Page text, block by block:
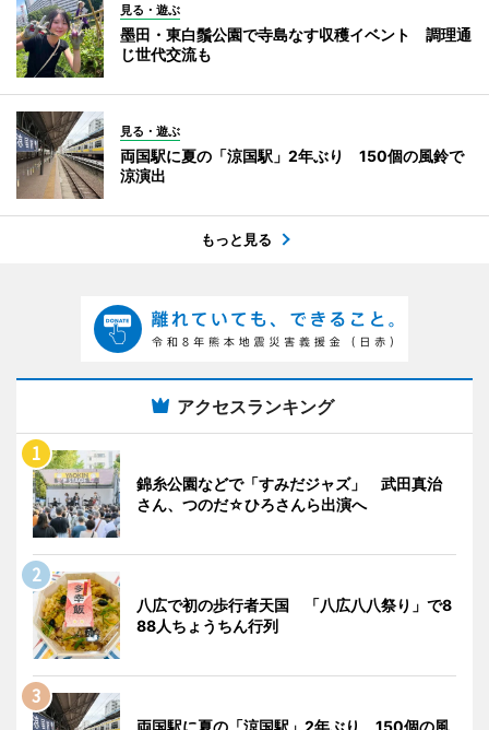
見る・遊ぶ
墨田・東白鬚公園で寺島なす収穫イベント 調理通
じ世代交流も
見る・遊ぶ
両国駅に夏の「涼国駅」2年ぶり 150個の風鈴で
涼演出
もっと見る
アクセスランキング
錦糸公園などで「すみだジャズ」 武田真治
さん、つのだ☆ひろさんら出演へ
八広で初の歩行者天国 「八広八八祭り」で8
88人ちょうちん行列
両国駅に夏の「涼国駅」2年ぶり 150個の風